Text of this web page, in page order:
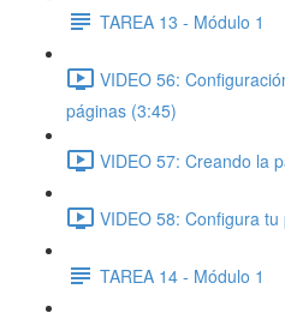
TAREA 13 - Módulo 1
VIDEO 56:
páginas (3:45)
VIDEO 57: Creando la
VIDEO 58: Configura
TAREA 14 - Módulo 1